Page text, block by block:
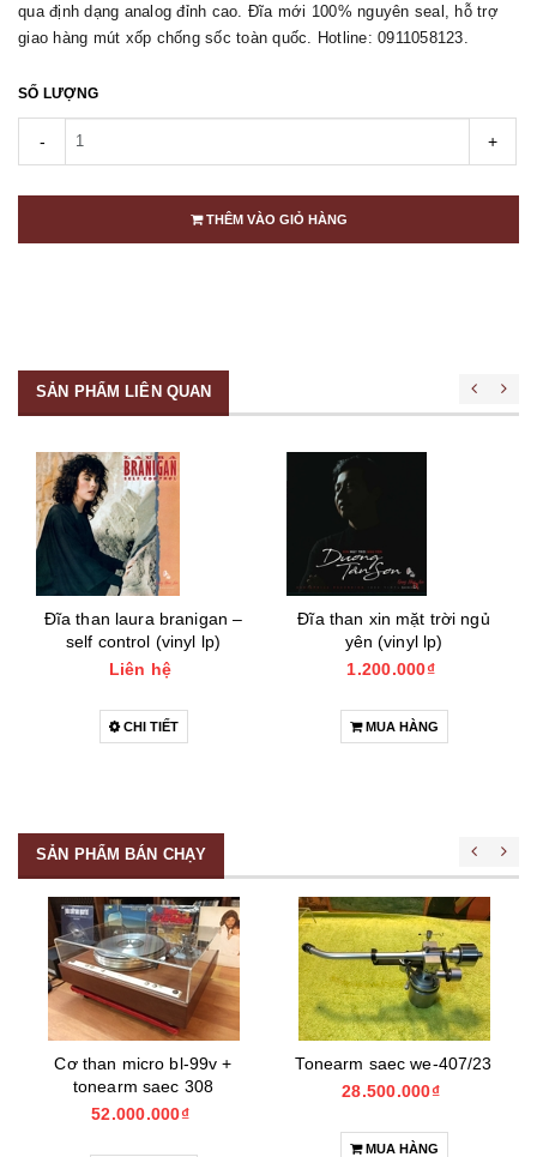
qua định dạng analog đỉnh cao. Đĩa mới 100% nguyên seal, hỗ trợ
giao hàng mút xốp chống sốc toàn quốc. Hotline: 0911058123.
SỐ LƯỢNG
- +
THÊM VÀO GIỎ HÀNG
SẢN PHẨM LIÊN QUAN
Đĩa than laura branigan –
self control (vinyl lp)
Liên hệ
CHI TIẾT
Đĩa than xin mặt trời ngủ
yên (vinyl lp)
1.200.000₫
MUA HÀNG
SẢN PHẨM BÁN CHẠY
Cơ than micro bl-99v +
tonearm saec 308
52.000.000₫
Tonearm saec we-407/23
28.500.000₫
MUA HÀNG